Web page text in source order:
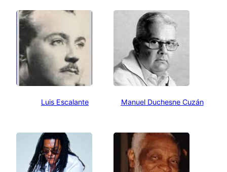
Luis Escalante Manuel Duchesne Cuzán